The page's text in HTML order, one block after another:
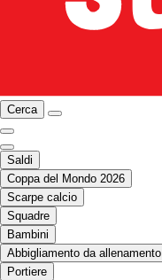
Cerca
Saldi
Coppa del Mondo 2026
Scarpe calcio
Squadre
Bambini
Abbigliamento da allenamento
Portiere